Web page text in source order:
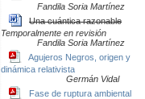
Fandila Soria Martínez
Una cuántica razonable
Temporalmente en revisión
Fandila Soria Martínez
Agujeros Negros, origen y
dinámica relativista
Germán Vidal
Fase de ruptura ambiental